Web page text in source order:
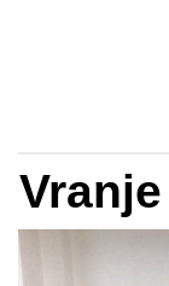
Vranje